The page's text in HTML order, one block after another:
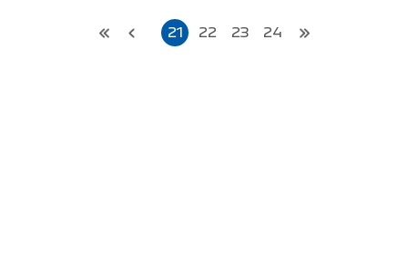
동안 스프린터 모델인 린디R을 사
랑해 주신 고객분들에게 다시 한
제 3년차.2015 대구 치맥 Festi
21 22 23 24